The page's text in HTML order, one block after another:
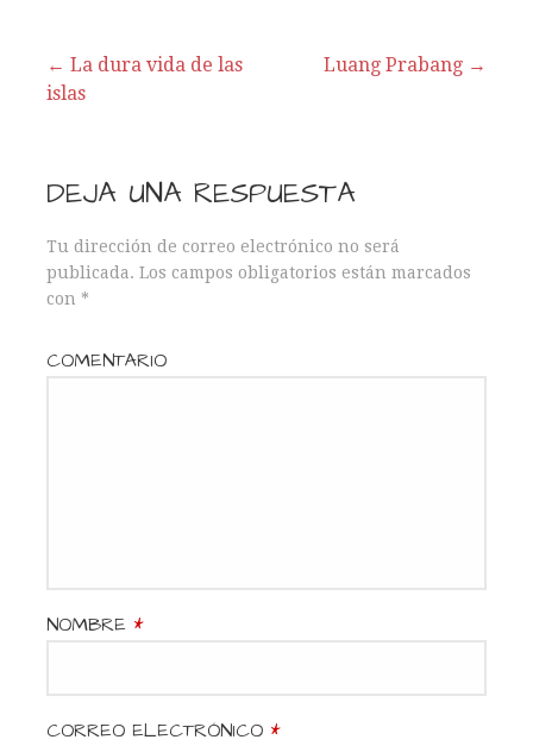
← La dura vida de las
islas
Luang Prabang →
DEJA UNA RESPUESTA
Tu dirección de correo electrónico no será
publicada. Los campos obligatorios están marcados
con *
COMENTARIO
NOMBRE *
CORREO ELECTRÓNICO *